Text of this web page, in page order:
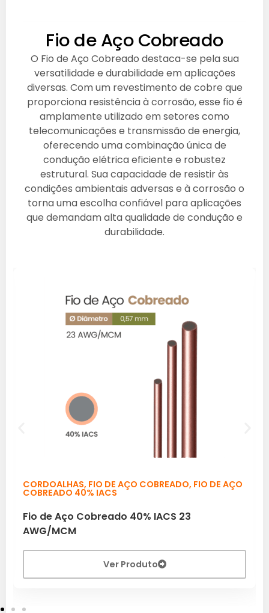
Fio de Aço Cobreado
O Fio de Aço Cobreado destaca-se pela sua
versatilidade e durabilidade em aplicações
diversas. Com um revestimento de cobre que
proporciona resistência à corrosão, esse fio é
amplamente utilizado em setores como
telecomunicações e transmissão de energia,
oferecendo uma combinação única de
condução elétrica eficiente e robustez
estrutural. Sua capacidade de resistir às
condições ambientais adversas e à corrosão o
torna uma escolha confiável para aplicações
que demandam alta qualidade de condução e
durabilidade.
CORDOALHAS, FIO DE AÇO COBREADO, FIO DE AÇO
COBREADO 40% IACS
Fio de Aço Cobreado 40% IACS 23
AWG/MCM
Ver Produto